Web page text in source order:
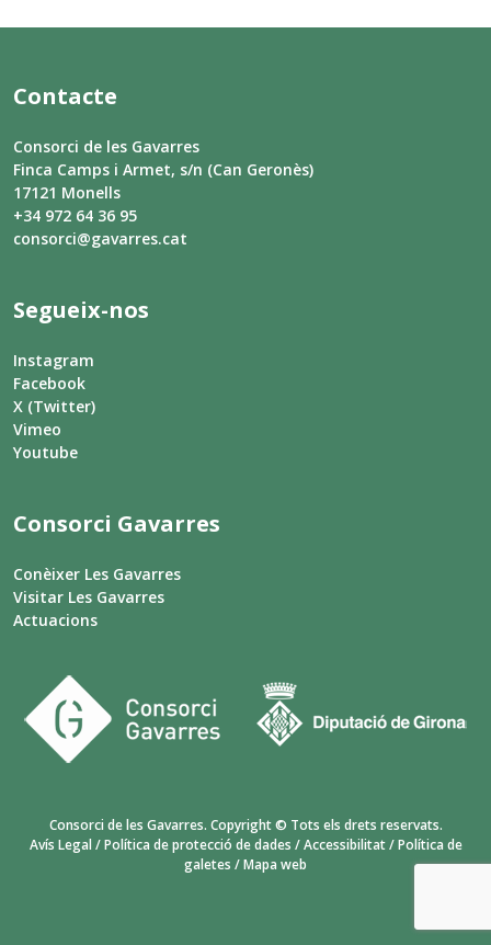
Contacte
Consorci de les Gavarres
Finca Camps i Armet, s/n (Can Geronès)
17121 Monells
+34 972 64 36 95
consorci@gavarres.cat
Segueix-nos
Instagram
Facebook
X (Twitter)
Vimeo
Youtube
Consorci Gavarres
Conèixer Les Gavarres
Visitar Les Gavarres
Actuacions
Consorci de les Gavarres. Copyright © Tots els drets reservats.
Avís Legal /Política de protecció de dades /Accessibilitat/Política de
galetes /Mapa web